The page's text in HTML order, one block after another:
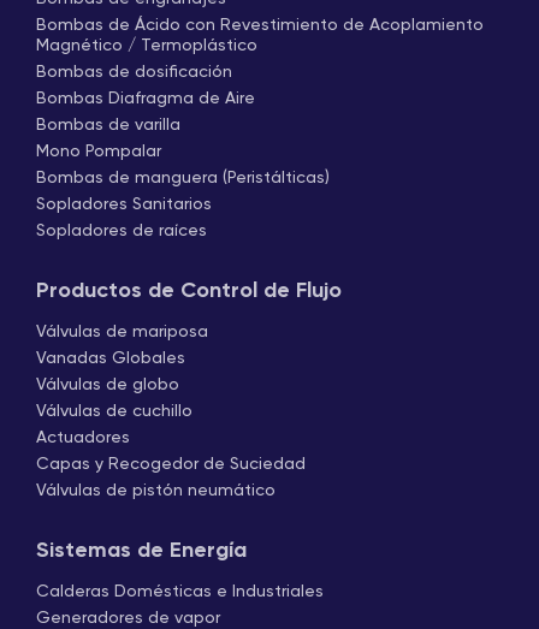
Bombas de Ácido con Revestimiento de Acoplamiento
Magnético / Termoplástico
Bombas de dosificación
Bombas Diafragma de Aire
Bombas de varilla
Mono Pompalar
Bombas de manguera (Peristálticas)
Sopladores Sanitarios
Sopladores de raíces
Productos de Control de Flujo
Válvulas de mariposa
Vanadas Globales
Válvulas de globo
Válvulas de cuchillo
Actuadores
Capas y Recogedor de Suciedad
Válvulas de pistón neumático
Sistemas de Energía
Calderas Domésticas e Industriales
Generadores de vapor